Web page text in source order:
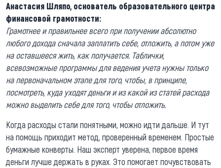
Анастасия Шляпо, основатель образовательного центра
финансовой грамотности:
Грамотнее и правильнее всего при получении абсолютно
любого дохода сначала заплатить себе, отложить, а потом уже
на оставшееся жить, как получается. Таблички,
всевозможные программы для ведения учета нужны только
на первоначальном этапе для того, чтобы, в принципе,
посмотреть, куда уходят деньги и из какой из статей расхода
можно выделить себе для того, чтобы отложить.
Когда расходы стали понятными, можно идти дальше. И тут
на помощь приходит метод, проверенный временем. Простые
бумажные конверты. Наш эксперт уверена, первое время
деньги лучше держать в руках. Это помогает почувствовать